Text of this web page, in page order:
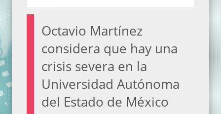
Octavio Martínez
considera que hay una
crisis severa en la
Universidad Autónoma
del Estado de México